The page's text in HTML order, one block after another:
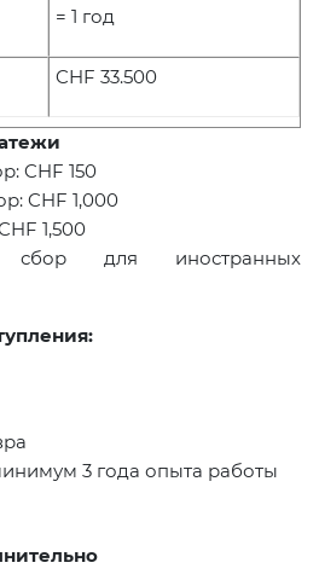
= 1 год
CHF 33.500
CHF 150
CHF 1,000
1,500
сбор для иностранных
3 года опыта работы